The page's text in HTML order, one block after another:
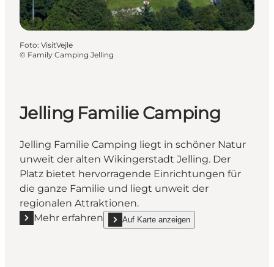
Foto: VisitVejle
© Family Camping Jelling
Jelling Familie Camping
Jelling Familie Camping liegt in schöner Natur
unweit der alten Wikingerstadt Jelling. Der
Platz bietet hervorragende Einrichtungen für
die ganze Familie und liegt unweit der
regionalen Attraktionen.
Mehr erfahren
Mehr erfahren "Jelling Familie Camping"
Auf Karte anzeigen
show Jelling Familie Camping on_map